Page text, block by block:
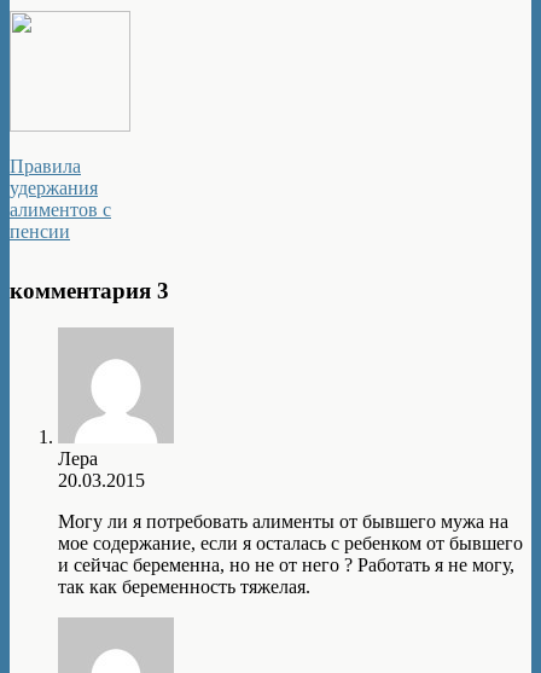
Правила
удержания
алиментов с
пенсии
комментария 3
Лера
20.03.2015
Могу ли я потребовать алименты от бывшего мужа на
мое содержание, если я осталась с ребенком от бывшего
и сейчас беременна, но не от него ? Работать я не могу,
так как беременность тяжелая.